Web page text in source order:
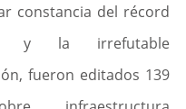
constancia del récord
y la irrefutable
fueron editados 139